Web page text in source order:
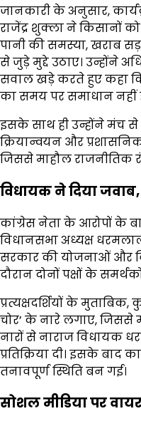
जानकारी के अनुसार,
राजेंद्र शुक्ला ने किसानों
पानी की समस्या, खराब
से जुड़े मुद्दे उठाए। उन्होंने
सवाल खड़े करते हुए कहा
का समय पर समाधान नहीं
इसके साथ ही उन्होंने मंच
क्रियान्वयन और
जिससे माहौल राजनीतिक
विधायक ने दिया जवाब,
कांग्रेस नेता के आरोपों के
विधानसभा अध्यक्ष
सरकार की योजनाओं और
दौरान दोनों पक्षों के
प्रत्यक्षदर्शियों के
चोर’ के नारे लगाए, जिससे
नारों से नाराज विधायक
प्रतिक्रिया दी। इसके
तनावपूर्ण स्थिति बन गई।
सोशल मीडिया पर